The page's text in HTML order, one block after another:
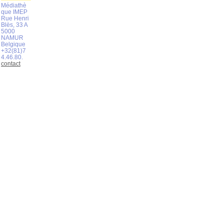
Médiathè
que IMEP
Rue Henri
Blès, 33 A
5000
NAMUR
Belgique
+32(81)7
4.46.80.
contact